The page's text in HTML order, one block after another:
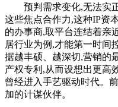
预判需求变化,无法实正
这些焦点合作力,这种IP资
的办事商,取平台连结着亲
居行业为例,才能第一时间
据越丰硕、越深切,营销的
产权专利,从而设想出更高
曾经进入手艺驱动时代。
加的计谋伙伴。